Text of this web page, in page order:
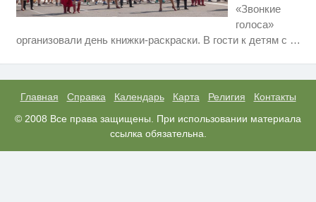
«Звонкие
голоса»
организовали день книжки-раскраски. В гости к детям с …
Главная Справка Календарь Карта Религия
Контакты
© 2008 Все права защищены. При использовании материала
ссылка обязательна.
вы будете в шоке от увиденного
i
Ржу не переставая, это видео
пересмотришь не раз